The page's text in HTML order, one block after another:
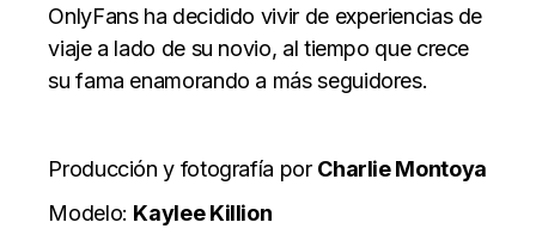
OnlyFans ha decidido vivir de experiencias de
viaje a lado de su novio, al tiempo que crece
su fama enamorando a más seguidores.
Producción y fotografía por Charlie Montoya
Modelo: Kaylee Killion